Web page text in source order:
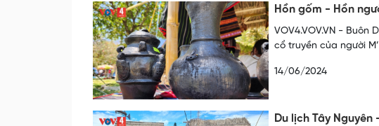
Hồn gốm - Hồn
VOV4.VOV.VN - Buôn
cổ truyền của người
14/06/2024
Du lịch Tây